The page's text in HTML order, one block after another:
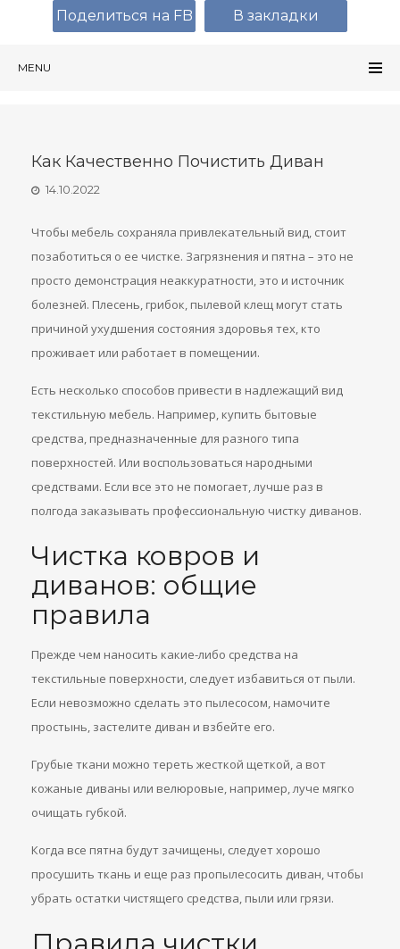
MENU
Как Качественно Почистить Диван
14.10.2022
Чтобы мебель сохраняла привлекательный вид, стоит
позаботиться о ее чистке. Загрязнения и пятна – это не
просто демонстрация неаккуратности, это и источник
болезней. Плесень, грибок, пылевой клещ могут стать
причиной ухудшения состояния здоровья тех, кто
проживает или работает в помещении.
Есть несколько способов привести в надлежащий вид
текстильную мебель. Например, купить бытовые
средства, предназначенные для разного типа
поверхностей. Или воспользоваться народными
средствами. Если все это не помогает, лучше раз в
полгода заказывать профессиональную чистку диванов.
Чистка ковров и
диванов: общие
правила
Прежде чем наносить какие-либо средства на
текстильные поверхности, следует избавиться от пыли.
Если невозможно сделать это пылесосом, намочите
простынь, застелите диван и взбейте его.
Грубые ткани можно тереть жесткой щеткой, а вот
кожаные диваны или велюровые, например, луче мягко
очищать губкой.
Когда все пятна будут зачищены, следует хорошо
просушить ткань и еще раз пропылесосить диван, чтобы
убрать остатки чистящего средства, пыли или грязи.
Поделиться на FB В закладки